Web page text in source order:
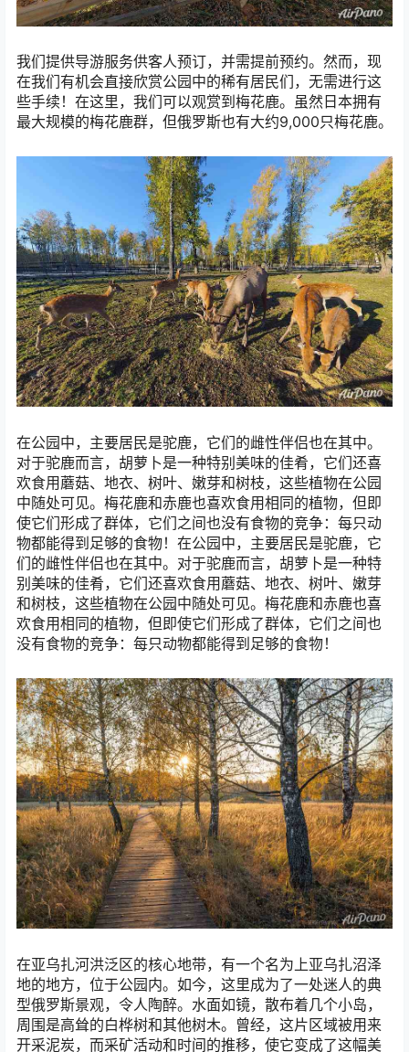
我们提供导游服务供客人预订，并需提前预约。然而，现
在我们有机会直接欣赏公园中的稀有居民们，无需进行这
些手续！在这里，我们可以观赏到梅花鹿。虽然日本拥有
最大规模的梅花鹿群，但俄罗斯也有大约9,000只梅花鹿。
在公园中，主要居民是驼鹿，它们的雌性伴侣也在其中。
对于驼鹿而言，胡萝卜是一种特别美味的佳肴，它们还喜
欢食用蘑菇、地衣、树叶、嫩芽和树枝，这些植物在公园
中随处可见。梅花鹿和赤鹿也喜欢食用相同的植物，但即
使它们形成了群体，它们之间也没有食物的竞争：每只动
物都能得到足够的食物！在公园中，主要居民是驼鹿，它
们的雌性伴侣也在其中。对于驼鹿而言，胡萝卜是一种特
别美味的佳肴，它们还喜欢食用蘑菇、地衣、树叶、嫩芽
和树枝，这些植物在公园中随处可见。梅花鹿和赤鹿也喜
欢食用相同的植物，但即使它们形成了群体，它们之间也
没有食物的竞争：每只动物都能得到足够的食物！
在亚乌扎河洪泛区的核心地带，有一个名为上亚乌扎沼泽
地的地方，位于公园内。如今，这里成为了一处迷人的典
型俄罗斯景观，令人陶醉。水面如镜，散布着几个小岛，
周围是高耸的白桦树和其他树木。曾经，这片区域被用来
开采泥炭，而采矿活动和时间的推移，使它变成了这幅美